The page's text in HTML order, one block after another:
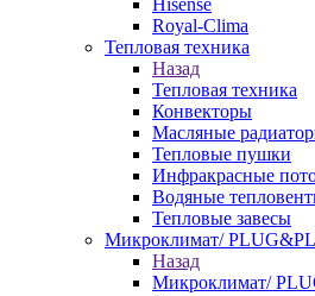
Hisense
Royal-Clima
Тепловая техника
Назад
Тепловая техника
Конвекторы
Масляные
Тепловые пушки
Инфракрасные
Водяные
Тепловые завесы
Микроклимат/
Назад
Микроклимат/